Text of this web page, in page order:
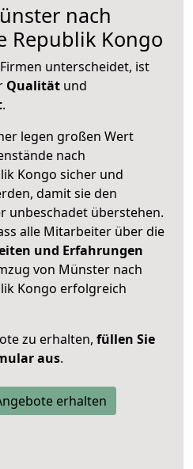
nach
Republik Kongo
unterscheidet, ist
Qualität und
.
legen großen Wert
nach
Kongo sicher und
damit sie den
unbeschadet überstehen.
alle Mitarbeiter über die
und Erfahrungen
von Münster nach
Kongo erfolgreich
zu erhalten, füllen Sie
aus.
erhalten